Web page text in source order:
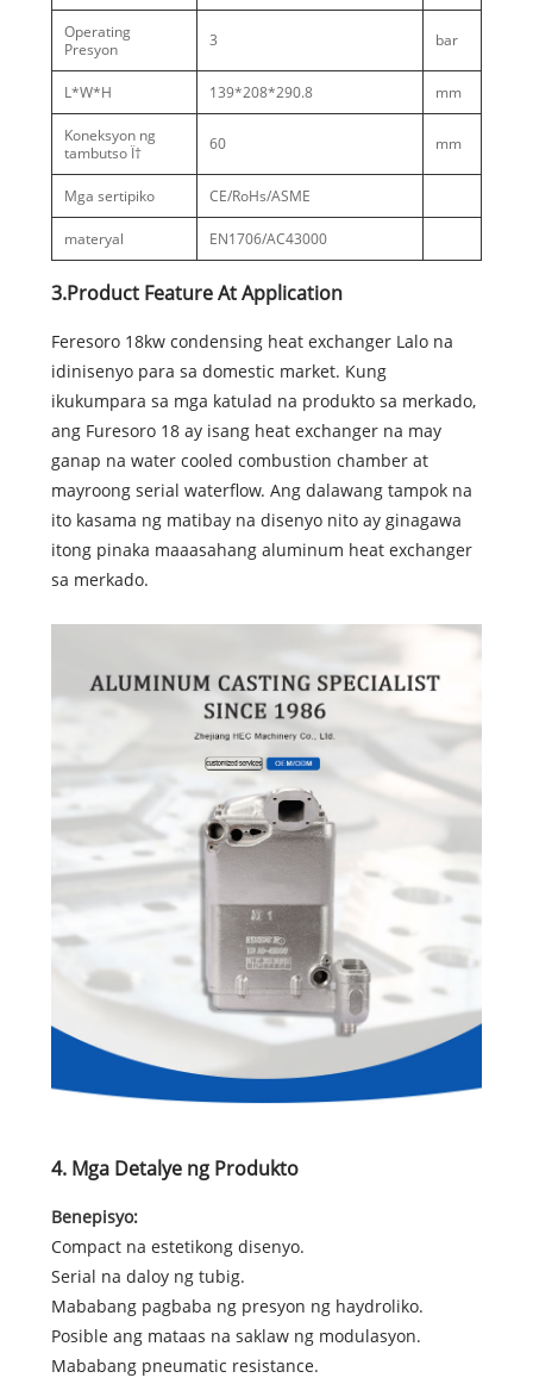
Operating
Presyon
3 bar
L*W*H 139*208*290.8 mm
Koneksyon ng
tambutso Ï†
60 mm
Mga sertipiko CE/RoHs/ASME
materyal EN1706/AC43000
3.Product Feature At Application
Feresoro 18kw condensing heat exchanger Lalo na
idinisenyo para sa domestic market. Kung
ikukumpara sa mga katulad na produkto sa merkado,
ang Furesoro 18 ay isang heat exchanger na may
ganap na water cooled combustion chamber at
mayroong serial waterflow. Ang dalawang tampok na
ito kasama ng matibay na disenyo nito ay ginagawa
itong pinaka maaasahang aluminum heat exchanger
sa merkado.
4. Mga Detalye ng Produkto
Benepisyo:
Compact na estetikong disenyo.
Serial na daloy ng tubig.
Mababang pagbaba ng presyon ng haydroliko.
Posible ang mataas na saklaw ng modulasyon.
Mababang pneumatic resistance.